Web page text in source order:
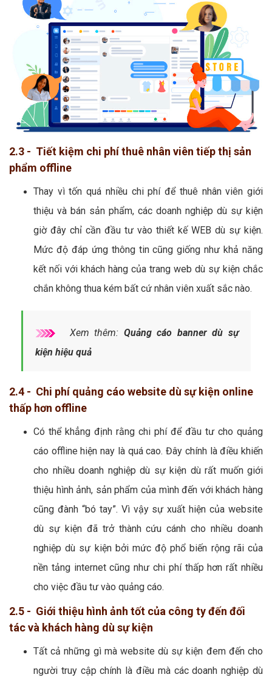
2.3 - Tiết kiệm chi phí thuê nhân viên tiếp thị sản
phẩm offline
Thay vì tốn quá nhiều chi phí để thuê nhân viên giới
thiệu và bán sản phẩm, các doanh nghiệp dù sự kiện
giờ đây chỉ cần đầu tư vào thiết kế WEB dù sự kiện.
Mức độ đáp ứng thông tin cũng giống như khả năng
kết nối với khách hàng của trang web dù sự kiện chắc
chắn không thua kém bất cứ nhân viên xuất sắc nào.
Xem thêm: Quảng cáo banner dù sự
kiện hiệu quả
2.4 - Chi phí quảng cáo website dù sự kiện online
thấp hơn offline
Có thể khẳng định rằng chi phí để đầu tư cho quảng
cáo offline hiện nay là quá cao. Đây chính là điều khiến
cho nhiều doanh nghiệp dù sự kiện dù rất muốn giới
thiệu hình ảnh, sản phẩm của mình đến với khách hàng
cũng đành “bó tay”. Vì vậy sự xuất hiện của website
dù sự kiện đã trở thành cứu cánh cho nhiều doanh
nghiệp dù sự kiện bởi mức độ phổ biến rộng rãi của
nền tảng internet cũng như chi phí thấp hơn rất nhiều
cho việc đầu tư vào quảng cáo.
2.5 - Giới thiệu hình ảnh tốt của công ty đến đối
tác và khách hàng dù sự kiện
Tất cả những gì mà website dù sự kiện đem đến cho
người truy cập chính là điều mà các doanh nghiệp dù